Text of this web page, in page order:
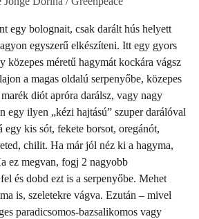
egy bolognait, csak darált hús helyett
egyszerű elkészíteni. Itt egy gyors
közepes méretű hagymát kockára vágsz
a magas oldalú serpenyőbe, közepes
diót apróra darálsz, vagy nagy
egy ilyen „kézi hajtású” szuper darálóval
kis sót, fekete borsot, oregánót,
chilit. Ha már jól néz ki a hagyma,
ez megvan, fogj 2 nagyobb
és dobd ezt is a serpenyőbe. Mehet
is, szeletekre vágva. Ezután – mivel
paradicsomos-bazsalikomos vagy